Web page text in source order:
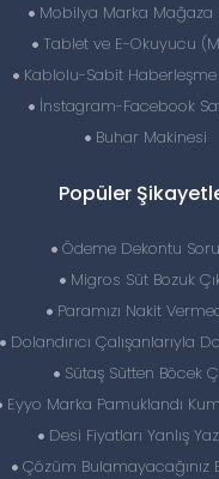
Mobilya Marka Mağaza
Tablet ve E-Okuyucu
Kablolu-Sabit
İnstagram-Facebook
Buhar Makinesi
Popüler
Ödeme Dekontu
Migros Süt Bozuk
Paramızı Nakit
Dolandırıcı Çalışanlarıyla
Sütaş Sütten Böcek
Eyyo Marka Pamuklandı
Desi Fiyatları Yanlış
Çözüm Bulamayacağınız